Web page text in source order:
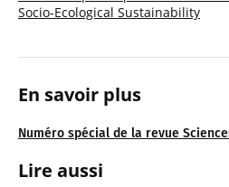
Socio-Ecological Sustainability
En savoir plus
Numéro spécial de la revue
Lire aussi